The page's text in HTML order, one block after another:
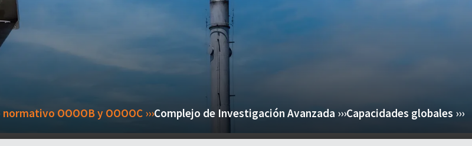
OOOOB y OOOOC ›››Complejo de Investigación Avanzada ›››Capacidades globales ›››